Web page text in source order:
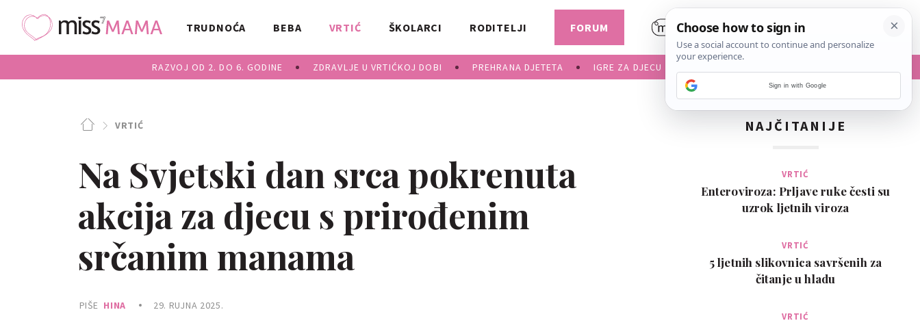
TRUDNOĆA BEBA VRTIĆ
RAZVOJ OD 2. DO 6. GODINE ZDRAVLJE U VRTIĆKOJ DOBI PREHRANA DJETETA IGRE ZA DJECU
ŠKOLARCI RODITELJI FORUM
VRTIĆ
Na Svjetski dan srca pokrenuta
akcija za djecu s prirođenim
srčanim manama
PIŠE HINA 29. RUJNA 2025.
NAJČITANIJE
VRTIĆ
Enteroviroza: Prljave ruke česti su
uzrok ljetnih viroza
VRTIĆ
5 ljetnih slikovnica savršenih za
čitanje u hladu
VRTIĆ
Sign in with Google